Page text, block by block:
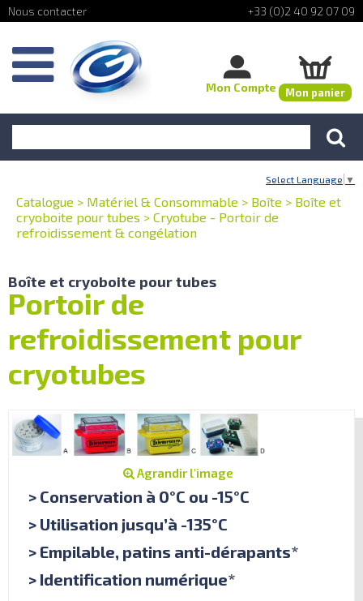
+33 (0)2 40 92 07 09
Mon Compte Mon panier
Select Language ▼
Catalogue > Matériel & Consommable > Boîte > Boîte et
cryoboite pour tubes > Cryotube - Portoir de
refroidissement & congélation
Boîte et cryoboite pour tubes
Portoir de
refroidissement pour
cryotubes
Agrandir l'image
> Conservation à 0°C ou -15°C
> Utilisation jusqu’à -135°C
> Empilable, patins anti-dérapants*
> Identification numérique*